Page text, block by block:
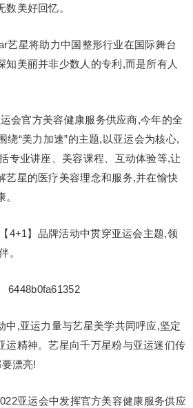
美好回忆。
艺星将助力中国整形行业在国际舞台
知美丽并非少数人的专利,而是所有人
会官方美容健康服务供应商,今年的全
绕“美力加速”的主题,以亚运会为核心,
专业讲座、美容课程、互动体验等,让
艺星的医疗美容理念和服务,并在愉快
4+1】品牌活动中贯穿亚运会主题,领
。
中,亚运力量与艺星美学共同呼应,坚定
运精神。艺星向千万星粉与亚运迷们传
漂亮!
亚运会中发挥官方美容健康服务供应